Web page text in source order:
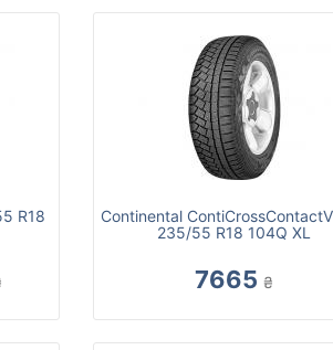
R18
Continental
235/55 R18 104Q XL
7665 ₴